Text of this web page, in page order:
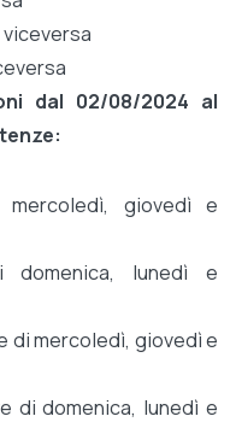
dal 02/08/2024 al
mercoledì, giovedì e
domenica, lunedì e
di mercoledì, giovedì e
di domenica, lunedì e